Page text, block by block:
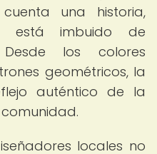
una historia,
está imbuido de
los colores
geométricos, la
auténtico de la
locales no